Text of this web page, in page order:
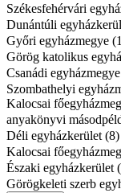
Székesfehérvári
Dunántúli
Győri egyházmegye
Görög katolikus
Csanádi
Szombathelyi
Kalocsai
anyakönyvi
Déli egyházkerület (8)
Kalocsai
Északi egyházkerület
Görögkeleti szerb